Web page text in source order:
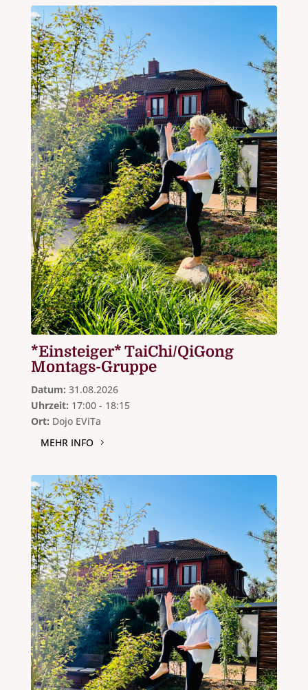
*Einsteiger* TaiChi/QiGong
Montags-Gruppe
Datum: 31.08.2026
Uhrzeit: 17:00 - 18:15
Ort: Dojo EViTa
MEHR INFO